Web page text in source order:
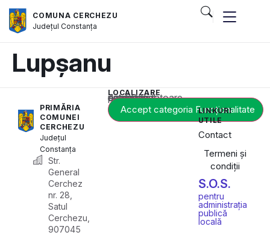
COMUNA CERCHEZU
JudețulConstanța
Lupșanu
PRIMĂRIA
COMUNEI
CERCHEZU
Județul
Constanța
Str.
General
Cerchez
nr. 28,
Satul
Cerchezu,
907045
LOCALIZARE
Acest conținut este blocat până când acceptați categoria corespunzătoare de cookie-uri.
Accept categoria Funcționalitate
LINKURI
UTILE
Contact
Termeni și
condiții
S.O.S.
pentru
administrația
publică
locală